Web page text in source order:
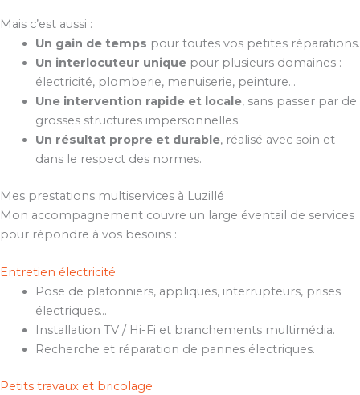
Mais c’est aussi :
Un gain de temps pour toutes vos petites réparations.
Un interlocuteur uniquepour plusieurs domaines :
électricité, plomberie, menuiserie, peinture…
Une intervention rapide et locale, sans passer par de
grosses structures impersonnelles.
Un résultat propre et durable, réalisé avec soin et
dans le respect des normes.
Mes prestations multiservices à Luzillé
Mon accompagnement couvre un large éventail de services
pour répondre à vos besoins :
Entretien électricité
Pose de plafonniers, appliques, interrupteurs, prises
électriques…
Installation TV / Hi-Fi et branchements multimédia.
Recherche et réparation de pannes électriques.
Petits travaux et bricolage